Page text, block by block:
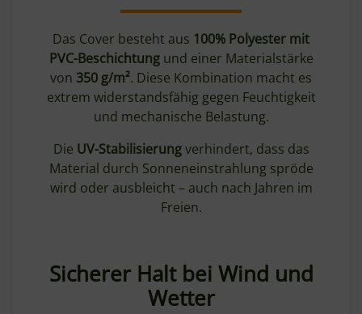
Das Cover besteht aus 100% Polyester mit
PVC-Beschichtungund einer Materialstärke
von 350 g/m². Diese Kombination macht es
extrem widerstandsfähig gegen Feuchtigkeit
und mechanische Belastung.
Die UV-Stabilisierungverhindert, dass das
Material durch Sonneneinstrahlung spröde
wird oder ausbleicht – auch nach Jahren im
Freien.
Sicherer Halt bei Wind und
Wetter